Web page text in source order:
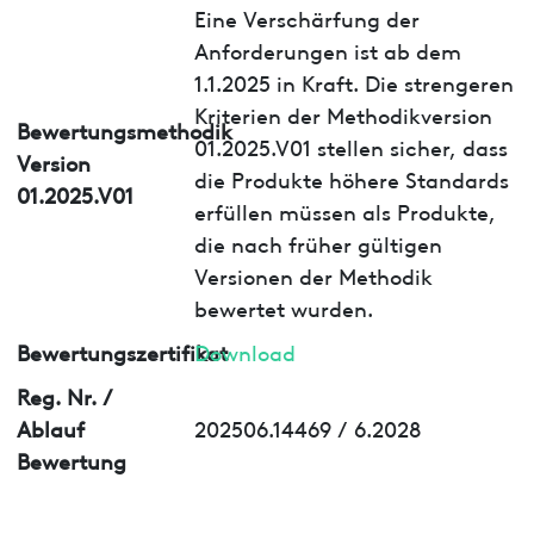
Bewertungsmethodik
Version
01.2025.V01
Eine Verschärfung der
Anforderungen ist ab dem
1.1.2025 in Kraft. Die strengeren
Kriterien der Methodikversion
01.2025.V01 stellen sicher, dass
die Produkte höhere Standards
erfüllen müssen als Produkte,
die nach früher gültigen
Versionen der Methodik
bewertet wurden.
BewertungszertifikatDownload
Reg. Nr. /
Ablauf
Bewertung
202506.14469 / 6.2028